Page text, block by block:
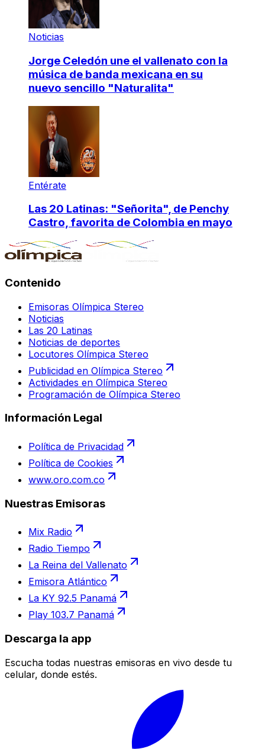
Noticias
Jorge Celedón une el vallenato con la
música de banda mexicana en su
nuevo sencillo "Naturalita"
Entérate
Las 20 Latinas: "Señorita", de Penchy
Castro, favorita de Colombia en mayo
Contenido
Emisoras Olímpica Stereo
Noticias
Las 20 Latinas
Noticias de deportes
Locutores Olímpica Stereo
Publicidad en Olímpica Stereo
Actividades en Olímpica Stereo
Programación de Olímpica Stereo
Información Legal
Política de Privacidad
Política de Cookies
www.oro.com.co
Nuestras Emisoras
Mix Radio
Radio Tiempo
La Reina del Vallenato
Emisora Atlántico
La KY 92.5 Panamá
Play 103.7 Panamá
Descarga la app
Escucha todas nuestras emisoras en vivo desde tu
celular, donde estés.